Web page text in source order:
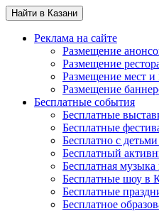
Найти в Казани
Реклама на сайте
Размещение
Размещение
Размещение мест
Размещение
Бесплатные события
Бесплатные
Бесплатные
Бесплатно с
Бесплатный
Бесплатная музыка
Бесплатные шоу в
Бесплатные
Бесплатное